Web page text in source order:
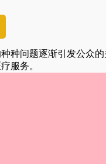
种问题逐渐引发公众
服务。